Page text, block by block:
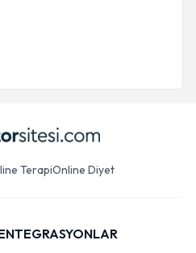
TerapiOnline Diyet